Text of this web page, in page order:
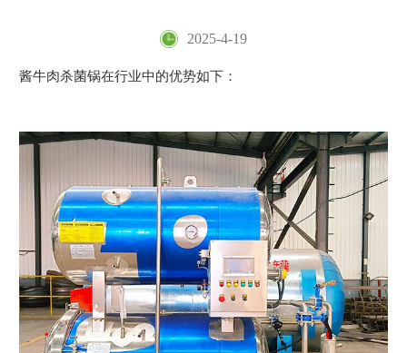
2025-4-19
酱牛肉杀菌锅在行业中的优势如下：